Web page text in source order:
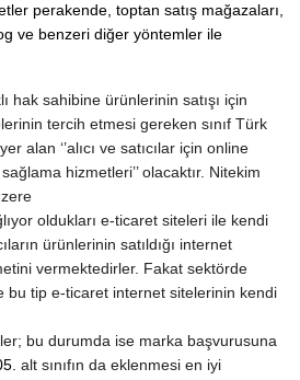
perakende, toptan satış mağazaları,
ve benzeri diğer yöntemler ile
hak sahibine ürünlerinin satışı için
tercih etmesi gereken sınıf Türk
alan ‘’alıcı ve satıcılar için online
hizmetleri’’ olacaktır. Nitekim
oldukları e-ticaret siteleri ile kendi
ürünlerinin satıldığı internet
vermektedirler. Fakat sektörde
bu tip e-ticaret internet sitelerinin kendi
bu durumda ise marka başvurusuna
alt sınıfın da eklenmesi en iyi